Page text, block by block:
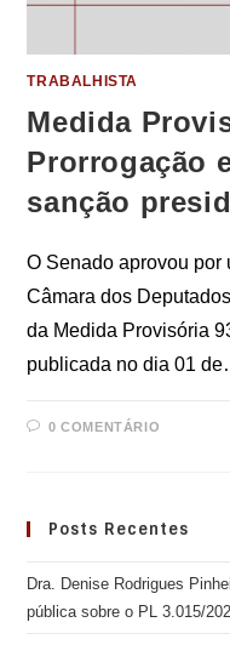
TRABALHISTA
Medida
Prorrogação
sanção
O Senado aprovou por
Câmara dos
da Medida Provisória
publicada no dia 01
0 COMENTÁRIO
Posts Recentes
Dra. Denise Rodrigues
pública sobre o PL 3.015/